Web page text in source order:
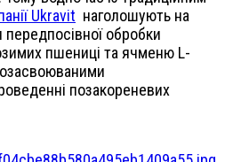
Ukravit наголошують на
обробки
пшениці та ячменю L-
позакореневих